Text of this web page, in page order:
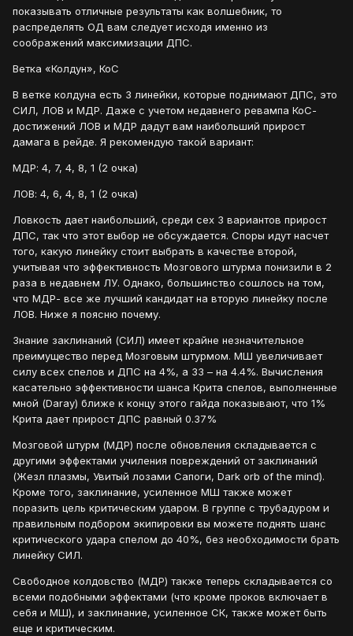
показывать отличные результаты как волшебник, то
распределять ОД вам следует исходя именно из
соображений максимизации ДПС.
Ветка «Колдун», КоС
В ветке колдуна есть 3 линейки, которые поднимают ДПС, это
СИЛ, ЛОВ и МДР. Даже с учетом недавнего ревампа КоС-
достижений ЛОВ и МДР дадут вам наибольший прирост
дамага в рейде. Я рекомендую такой вариант:
МДР: 4, 7, 4, 8, 1 (2 очка)
ЛОВ: 4, 6, 4, 8, 1 (2 очка)
Ловкость дает наибольший, среди сех 3 вариантов прирост
ДПС, так что этот выбор не обсуждается. Споры идут насчет
того, какую линейку стоит выбрать в качестве второй,
учитывая что эффективность Мозгового штурма понизили в 2
раза в недавнем ЛУ. Однако, большинство сошлось на том,
что МДР- все же лучший кандидат на вторую линейку после
ЛОВ. Ниже я поясню почему.
Знание заклинаний (СИЛ) имеет крайне незначительное
преимущество перед Мозговым штурмом. МШ увеличивает
силу всех спелов и ДПС на 4%, а ЗЗ – на 4.4%. Вычисления
касательно эффективности шанса Крита спелов, выполненные
мной (Daray) ближе к концу этого гайда показывают, что 1%
Крита дает прирост ДПС равный 0.37%
Мозговой штурм (МДР) после обновления складывается с
другими эффектами училения повреждений от заклинаний
(Жезл плазмы, Увитый лозами Сапоги, Dark orb of the mind).
Кроме того, заклинание, усиленное МШ также может
поразить цель критическим ударом. В группе с трубадуром и
правильным подбором экипировки вы можете поднять шанс
критического удара спелом до 40%, без необходимости брать
линейку СИЛ.
Свободное колдовство (МДР) также теперь складывается со
всеми подобными эффектами (что кроме проков включает в
себя и МШ), и заклинание, усиленное СК, также может быть
еще и критическим.